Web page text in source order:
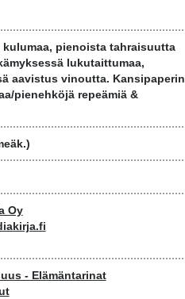
kulumaa, pienoista tahraisuutta
lukutaittumaa,
aavistus vinoutta. Kansipaperin
pienehköjä repeämiä &
Oy
- Elämäntarinat